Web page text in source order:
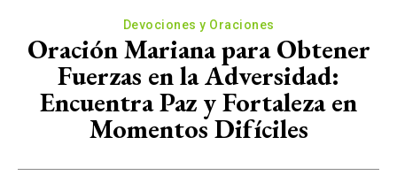
Devociones y Oraciones
Oración Mariana para Obtener
Fuerzas en la Adversidad:
Encuentra Paz y Fortaleza en
Momentos Difíciles